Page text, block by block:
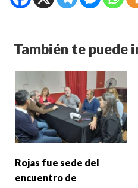
También te puede
Rojas fue sede del
encuentro de